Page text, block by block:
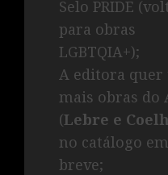
Selo PRIDE
para obras
LGBTQIA+);
A editora quer
mais obras do
(Lebre e
no catálogo em
breve;